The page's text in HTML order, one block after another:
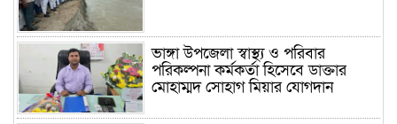
ভাঙ্গা উপজেলা স্বাস্থ্য ও পরিবার
পরিকল্পনা কর্মকর্তা হিসেবে ডাক্তার
মোহাম্মদ সোহাগ মিয়ার যোগদান